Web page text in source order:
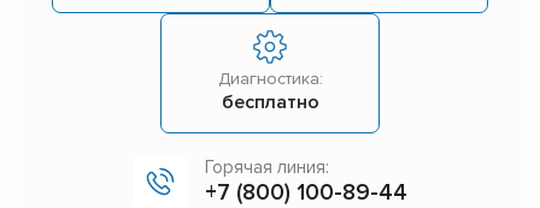
Диагностика:
бесплатно
Горячая линия:
+7 (800) 100-89-44